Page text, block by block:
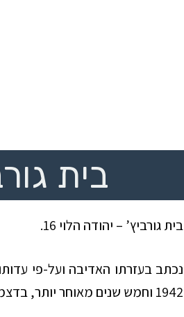
בית
בית גורביץ’ – יהודה הלוי 16.
נכתב בעזרתו האדיבה ועל-פי
1942 וחמש שנים מאוחר יותר, בדצמבר 1947, נולדה באותו בית גם אחותו יהודית.